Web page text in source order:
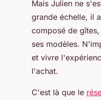
Mais Julien ne
grande échelle, il
composé de
ses modèles.
et vivre
l'achat.
C'est là que le